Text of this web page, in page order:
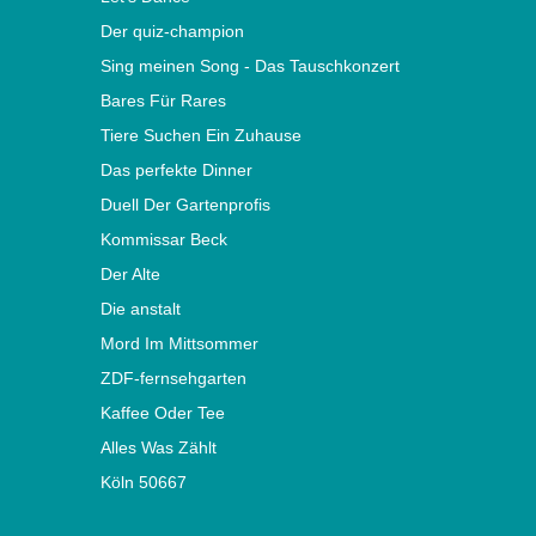
Der quiz-champion
Sing meinen Song - Das Tauschkonzert
Bares Für Rares
Tiere Suchen Ein Zuhause
Das perfekte Dinner
Duell Der Gartenprofis
Kommissar Beck
Der Alte
Die anstalt
Mord Im Mittsommer
ZDF-fernsehgarten
Kaffee Oder Tee
Alles Was Zählt
Köln 50667